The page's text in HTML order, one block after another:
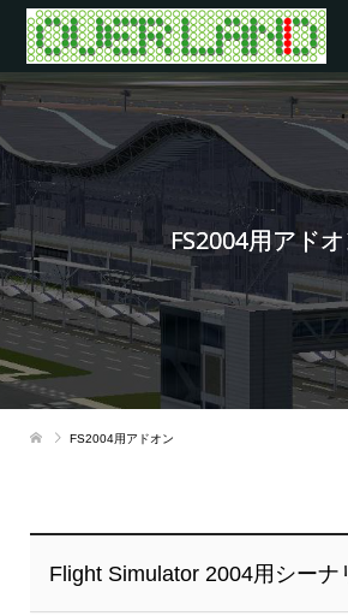
FS2004用アド
FS2004用アドオン
Flight Simulator 2004用シーナ